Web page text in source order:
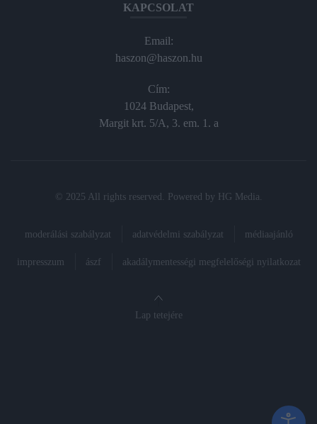
KAPCSOLAT
Email:
haszon@haszon.hu
Cím:
1024 Budapest,
Margit krt. 5/A, 3. em. 1. a
© 2025 All rights reserved. Powered by HG Media
moderálási szabályzat adatvédelmi szabályzat médiaajánló
impresszum ászf akadálymentességi megfelelőségi nyilatkozat
Lap tetejére